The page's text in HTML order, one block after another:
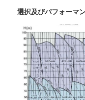
Hydronicのヒート
プールのヒート
高温ヒート ポンプ
多段式遠心ポンプ
選択及びパフォーマ